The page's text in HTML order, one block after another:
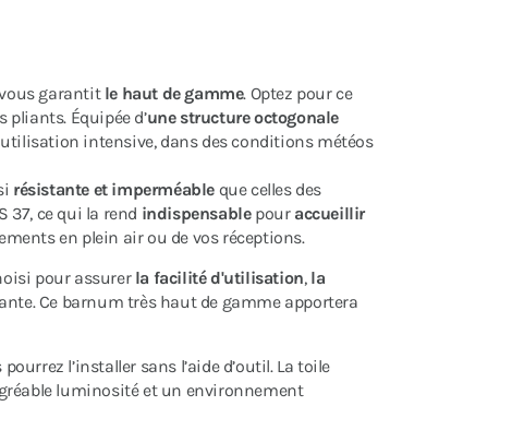
garantit le haut de gamme. Optez pour ce
pliants. Équipée d’une structure octogonale
intensive, dans des conditions météos
résistante et imperméable que celles des
37, ce qui la rend indispensablepour accueillir
en plein air ou de vos réceptions.
pour assurerla facilité d'utilisation,la
Ce barnum très haut de gamme apportera
pourrez l’installer sans l’aide d’outil. La toile
luminosité et un environnement